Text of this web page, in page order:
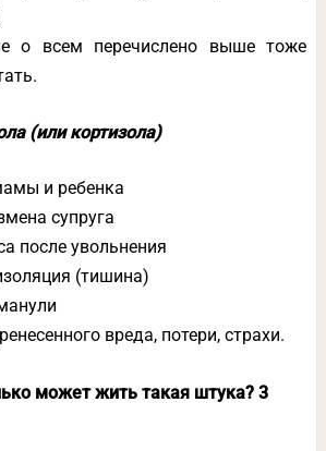
о всем перечислено выше тоже
(или кортизола)
и ребенка
супруга
после увольнения
(тишина)
вреда, потери, страхи.
может жить такая штука? 3